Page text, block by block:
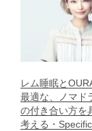
レム睡眠と
最適な、ノマド
の付き合い方を
考える・